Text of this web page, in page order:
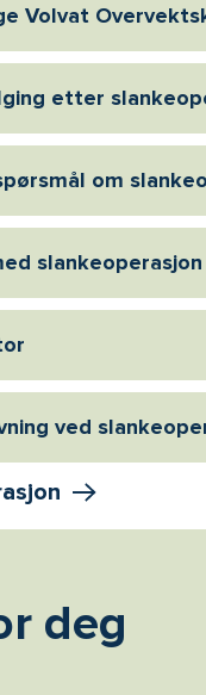
Volvat
etter
om
slankeoperasjon
ved
deg